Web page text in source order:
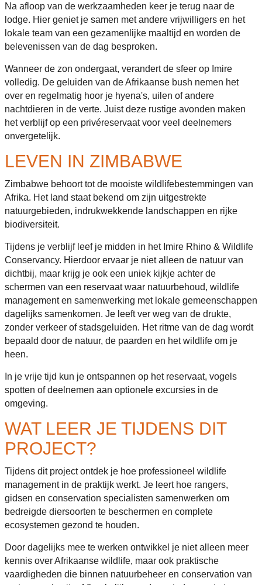
Na afloop van de werkzaamheden keer je terug naar de
lodge. Hier geniet je samen met andere vrijwilligers en het
lokale team van een gezamenlijke maaltijd en worden de
belevenissen van de dag besproken.
Wanneer de zon ondergaat, verandert de sfeer op Imire
volledig. De geluiden van de Afrikaanse bush nemen het
over en regelmatig hoor je hyena's, uilen of andere
nachtdieren in de verte. Juist deze rustige avonden maken
het verblijf op een privéreservaat voor veel deelnemers
onvergetelijk.
LEVEN IN ZIMBABWE
Zimbabwe behoort tot de mooiste wildlifebestemmingen van
Afrika. Het land staat bekend om zijn uitgestrekte
natuurgebieden, indrukwekkende landschappen en rijke
biodiversiteit.
Tijdens je verblijf leef je midden in het Imire Rhino & Wildlife
Conservancy. Hierdoor ervaar je niet alleen de natuur van
dichtbij, maar krijg je ook een uniek kijkje achter de
schermen van een reservaat waar natuurbehoud, wildlife
management en samenwerking met lokale gemeenschappen
dagelijks samenkomen. Je leeft ver weg van de drukte,
zonder verkeer of stadsgeluiden. Het ritme van de dag wordt
bepaald door de natuur, de paarden en het wildlife om je
heen.
In je vrije tijd kun je ontspannen op het reservaat, vogels
spotten of deelnemen aan optionele excursies in de
omgeving.
WAT LEER JE TIJDENS DIT
PROJECT?
Tijdens dit project ontdek je hoe professioneel wildlife
management in de praktijk werkt. Je leert hoe rangers,
gidsen en conservation specialisten samenwerken om
bedreigde diersoorten te beschermen en complete
ecosystemen gezond te houden.
Door dagelijks mee te werken ontwikkel je niet alleen meer
kennis over Afrikaanse wildlife, maar ook praktische
vaardigheden die binnen natuurbeheer en conservation van